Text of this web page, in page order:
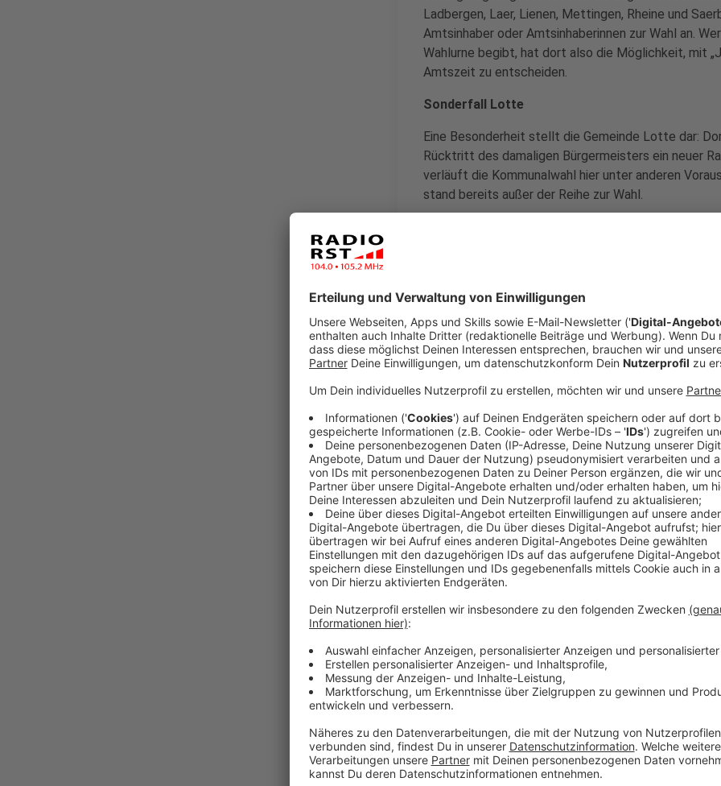
Ladbergen, Laer, Lienen, Mettingen, Rheine und
Amtsinhaber oder Amtsinhaberinnen zur Wahl an.
Wahlurne begibt, hat dort also die Möglichkeit, mit
Amtszeit zu entscheiden.
Sonderfall Lotte
Eine Besonderheit stellt die Gemeinde Lotte dar:
Rücktritt des damaligen Bürgermeisters ein neuer
verläuft die Kommunalwahl hier unter anderen
stand bereits außer der Reihe zur Wahl.
Das sind die Kandidatinnen und Kandidaten für
Bürgermeisterin in den einzelnen Orten
Altenberge
Karl Reinke, Einzelbewerber
Jan Röschenkämper, CDU
Emsdetten
Detlef Gritz, Emsdettener Liste
Daniel Hellwig, CDU
Oliver Kellner, Grüne
Eva Nie, SPD
Greven
Dietrich Aden, CDU